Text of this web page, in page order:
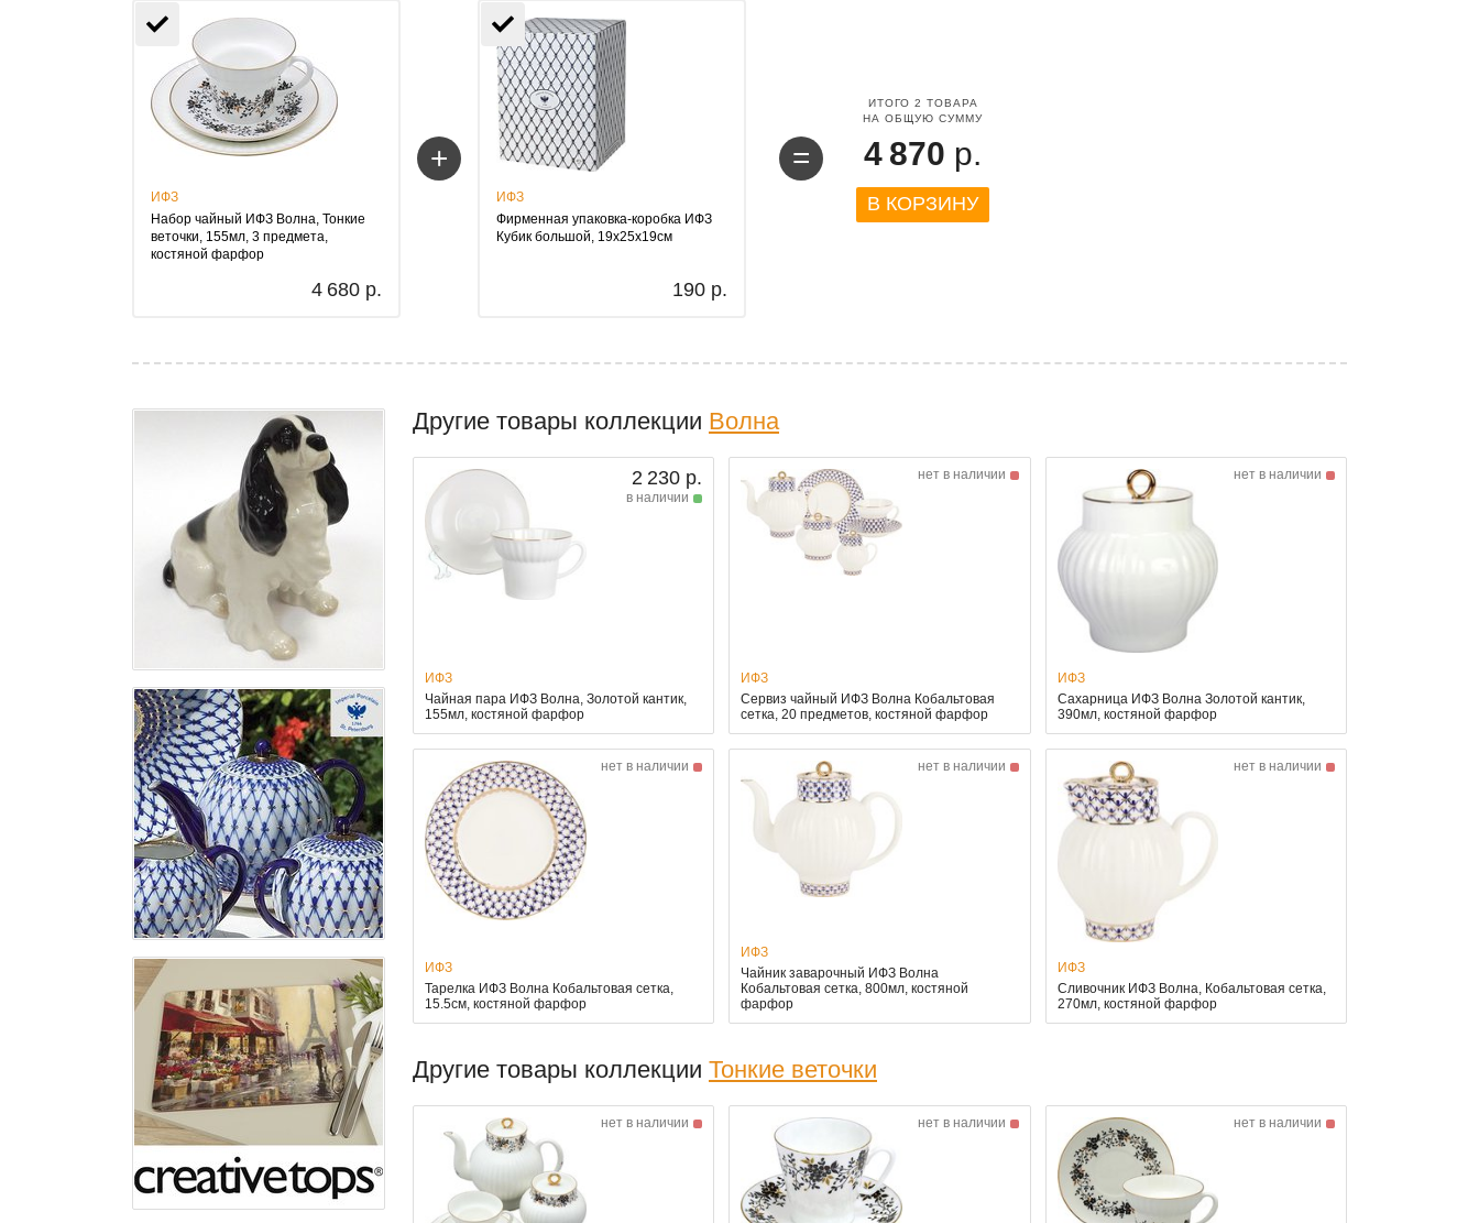
ИФЗ
Набор чайный ИФЗ Волна, Тонкие
веточки, 155мл, 3 предмета,
костяной фарфор
4 680 р.
+
ИФЗ
Фирменная упаковка-коробка ИФЗ
Кубик большой, 19х25х19см
190 р.
=
ИТОГО 2 ТОВАРА
НА ОБЩУЮ СУММУ
4 870 р.
В КОРЗИНУ
Другие товары коллекции Волна
2 230 р.
в наличии
ИФЗ
Чайная пара ИФЗ Волна, Золотой кантик,
155мл, костяной фарфор
нет в наличии
ИФЗ
Сервиз чайный ИФЗ Волна Кобальтовая
сетка, 20 предметов, костяной фарфор
нет в наличии
ИФЗ
Сахарница ИФЗ Волна Золотой кантик,
390мл, костяной фарфор
нет в наличии
ИФЗ
Тарелка ИФЗ Волна Кобальтовая сетка,
15.5см, костяной фарфор
нет в наличии
ИФЗ
Чайник заварочный ИФЗ Волна
Кобальтовая сетка, 800мл, костяной
фарфор
нет в наличии
ИФЗ
Сливочник ИФЗ Волна, Кобальтовая сетка,
270мл, костяной фарфор
Другие товары коллекции Тонкие веточки
нет в наличии нет в наличии нет в наличии